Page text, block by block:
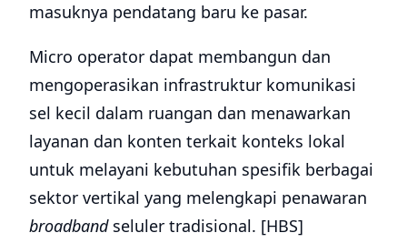
masuknya pendatang baru ke pasar.
Micro operator dapat membangun dan
mengoperasikan infrastruktur komunikasi
sel kecil dalam ruangan dan menawarkan
layanan dan konten terkait konteks lokal
untuk melayani kebutuhan spesifik berbagai
sektor vertikal yang melengkapi penawaran
broadbandseluler tradisional. [HBS]